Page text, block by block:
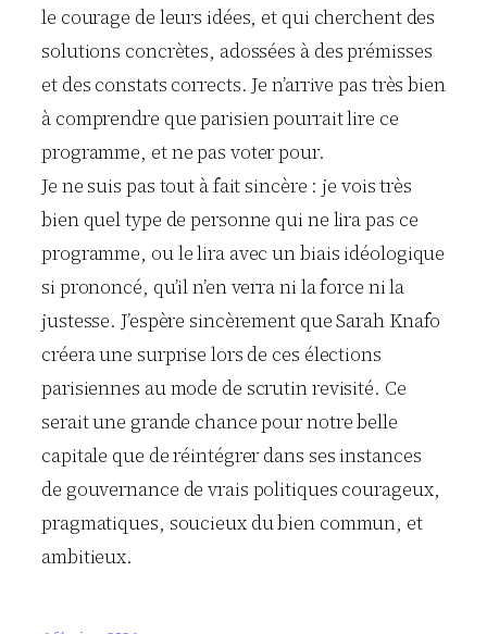
le courage de leurs idées, et qui cherchent des
solutions concrètes, adossées à des prémisses
et des constats corrects. Je n’arrive pas très bien
à comprendre que parisien pourrait lire ce
programme, et ne pas voter pour.
Je ne suis pas tout à fait sincère : je vois très
bien quel type de personne qui ne lira pas ce
programme, ou le lira avec un biais idéologique
si prononcé, qu’il n’en verra ni la force ni la
justesse. J’espère sincèrement que Sarah Knafo
créera une surprise lors de ces élections
parisiennes au mode de scrutin revisité. Ce
serait une grande chance pour notre belle
capitale que de réintégrer dans ses instances
de gouvernance de vrais politiques courageux,
pragmatiques, soucieux du bien commun, et
ambitieux.